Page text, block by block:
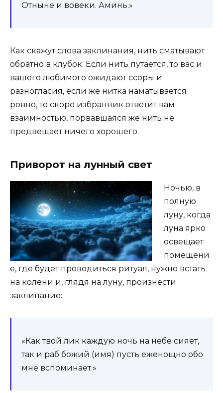
Отныне и вовеки. Аминь.»
Как скажут слова заклинания, нить сматывают
обратно в клубок. Если нить путается, то вас и
вашего любимого ожидают ссоры и
разногласия, если же нитка наматывается
ровно, то скоро избранник ответит вам
взаимностью, порвавшаяся же нить не
предвещает ничего хорошего.
Приворот на лунный свет
Ночью, в
полную
луну, когда
луна ярко
освещает
помещени
е, где будет проводиться ритуал, нужно встать
на колени и, глядя на луну, произнести
заклинание:
«Как твой лик каждую ночь на небе сияет,
так и раб божий (имя) пусть еженощно обо
мне вспоминает.»